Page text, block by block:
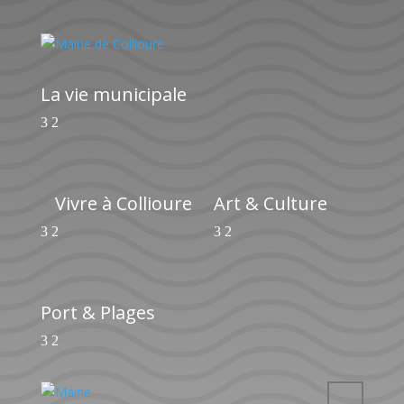
La vie municipale
Vivre à Collioure Art & Culture
Port & Plages